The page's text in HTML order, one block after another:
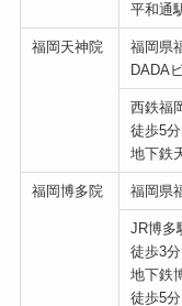
平和通
福岡天神院
福岡県
DADA
西鉄福
徒歩5分
地下鉄
福岡博多院 福岡県
JR博多
徒歩3分
地下鉄
徒歩5分